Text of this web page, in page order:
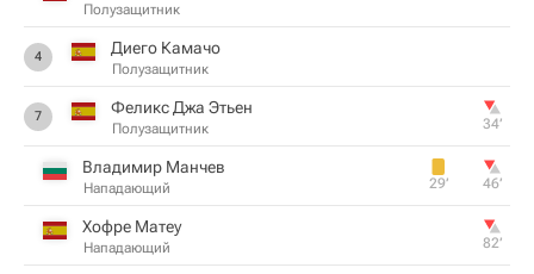
Полузащитник
4 Диего Камачо
Полузащитник
7 Феликс Джа Этьен
Полузащитник 34‎’‎
Владимир Манчев
Нападающий 29‎’‎ 46‎’‎
Хофре Матеу
Нападающий 82‎’‎